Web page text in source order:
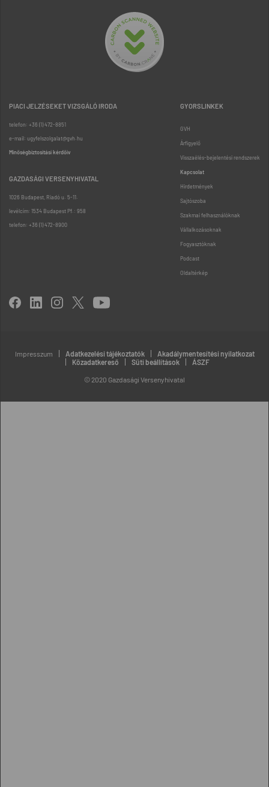
PIACI JELZÉSEKET VIZSGÁLÓ IRODA
telefon: +36 (1) 472-8851
e-mail: ugyfelszolgalat@gvh.hu
Minőségbiztosítási kérdőív
GAZDASÁGI VERSENYHIVATAL
1026 Budapest, Riadó u. 5-11.
levélcím: 1534 Budapest Pf.: 958
telefon: +36 (1) 472-8900
GYORSLINKEK
GVH
Árfigyelő
Visszaélés-bejelentési rendszerek
Kapcsolat
Hirdetmények
Sajtószoba
Szakmai felhasználóknak
Vállalkozásoknak
Fogyasztóknak
Podcast
Oldaltérkép
Impresszum Adatkezelési tájékoztatók
Akadálymentesítési nyilatkozat
Közadatkereső
Süti beállítások ÁSZF
© 2020 Gazdasági Versenyhivatal